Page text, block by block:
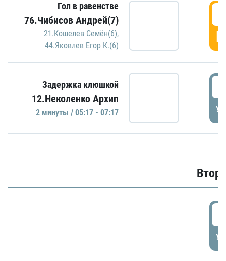
Гол в равенстве
76.Чибисов Андрей(7)
21.Кошелев Семён(6),
44.Яковлев Егор К.(6)
Задержка клюшкой
12.Неколенко Архип
2 минуты / 05:17 - 07:17